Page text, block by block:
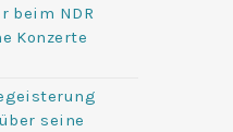
beim NDR
Konzerte
seine